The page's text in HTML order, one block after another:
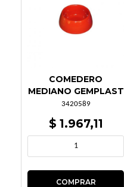
COMEDERO
MEDIANO GEMPLAST
3420589
$ 1.967,11